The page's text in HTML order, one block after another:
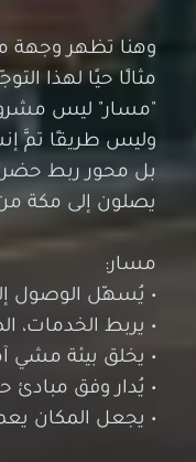
وهنا تظهر وجهة
مثالًا حيًا لهذا التوجّه.
"مسار" ليس
وليس طريقًا تمَّ
بل محور ربط حضري
يصلون إلى مكة
مسار:
• يُسهّل الوصول إلى
• يربط الخدمات،
• يخلق بيئة مشي
• يُدار وفق مبادئ
• يجعل المكان